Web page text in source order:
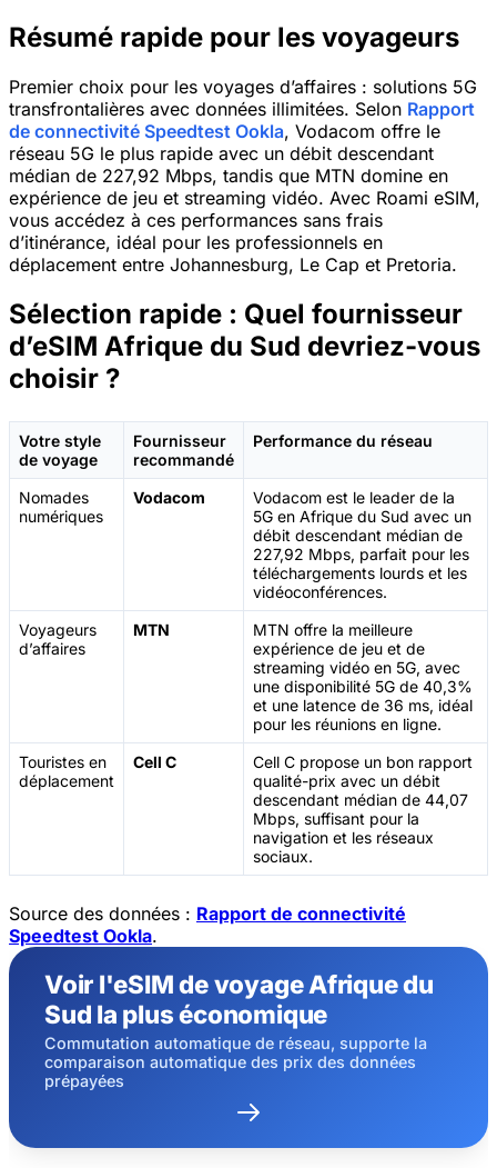
Résumé rapide pour les voyageurs
Premier choix pour les voyages d’affaires : solutions 5G
transfrontalières avec données illimitées. Selon Rapport
de connectivité Speedtest Ookla, Vodacom offre le
réseau 5G le plus rapide avec un débit descendant
médian de 227,92 Mbps, tandis que MTN domine en
expérience de jeu et streaming vidéo. Avec Roami eSIM,
vous accédez à ces performances sans frais
d’itinérance, idéal pour les professionnels en
déplacement entre Johannesburg, Le Cap et Pretoria.
Sélection rapide : Quel fournisseur
d’eSIM Afrique du Sud devriez-vous
choisir ?
Votre style
de voyage
Fournisseur
recommandé
Performance du réseau
Nomades
numériques
Vodacom
Vodacom est le leader de la
5G en Afrique du Sud avec un
débit descendant médian de
227,92 Mbps, parfait pour les
téléchargements lourds et les
vidéoconférences.
Voyageurs
d’affaires
MTN
MTN offre la meilleure
expérience de jeu et de
streaming vidéo en 5G, avec
une disponibilité 5G de 40,3%
et une latence de 36 ms, idéal
pour les réunions en ligne.
Touristes en
déplacement
Cell C
Cell C propose un bon rapport
qualité-prix avec un débit
descendant médian de 44,07
Mbps, suffisant pour la
navigation et les réseaux
sociaux.
Source des données : Rapport de connectivité
Speedtest Ookla.
Voir l'eSIM de voyage Afrique du
Sud la plus économique
Commutation automatique de réseau, supporte la
comparaison automatique des prix des données
prépayées